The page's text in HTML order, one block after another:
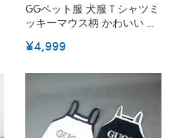
GGペット服 犬服Ｔシャツミ
ッキーマウス柄 かわいい 漫
プス 綿製 ペット 用品 柔ら
歩 お出かけ 小中型犬服 通気
¥4,999